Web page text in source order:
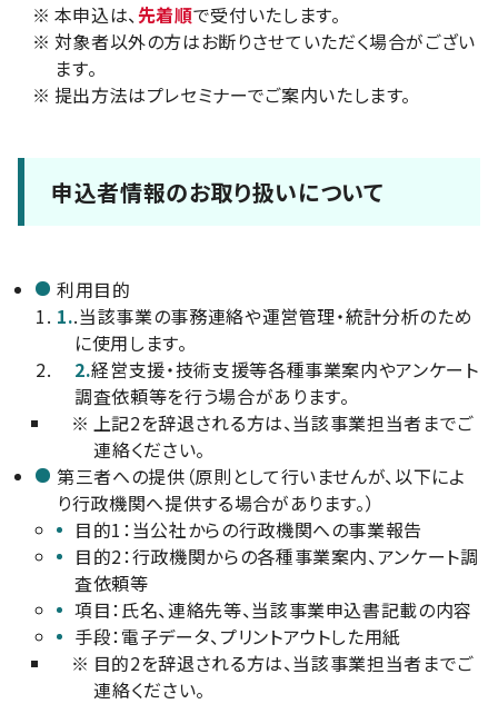
※ 本申込は、先着順で受付いたします。
※ 対象者以外の方はお断りさせていただく場合がござい
ます。
※ 提出方法はプレセミナーでご案内いたします。
申込者情報のお取り扱いについて
利用目的
1..当該事業の事務連絡や運営管理・統計分析のため
に使用します。
2.経営支援・技術支援等各種事業案内やアンケート
調査依頼等を行う場合があります。
※ 上記2を辞退される方は、当該事業担当者までご
連絡ください。
第三者への提供（原則として行いませんが、以下によ
り行政機関へ提供する場合があります。）
目的1：当公社からの行政機関への事業報告
目的2：行政機関からの各種事業案内、アンケート調
査依頼等
項目：氏名、連絡先等、当該事業申込書記載の内容
手段：電子データ、プリントアウトした用紙
※ 目的2を辞退される方は、当該事業担当者までご
連絡ください。